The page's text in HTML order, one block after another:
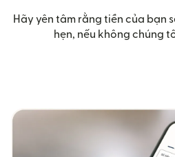
Hãy yên tâm rằng tiền của bạn
hẹn, nếu không chúng